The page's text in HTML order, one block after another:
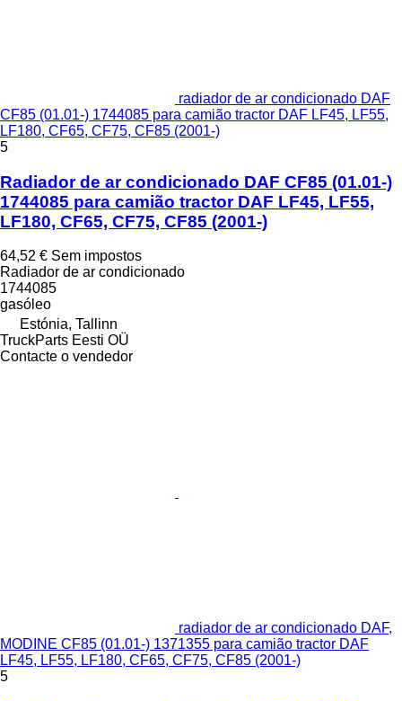
radiador de ar condicionado DAF
CF85 (01.01-) 1744085 para camião tractor DAF LF45, LF55,
LF180, CF65, CF75, CF85 (2001-)
5
Radiador de ar condicionado DAF CF85 (01.01-)
1744085 para camião tractor DAF LF45, LF55,
LF180, CF65, CF75, CF85 (2001-)
64,52 € Sem impostos
Radiador de ar condicionado
1744085
gasóleo
Estónia, Tallinn
TruckParts Eesti OÜ
Contacte o vendedor
radiador de ar condicionado DAF,
MODINE CF85 (01.01-) 1371355 para camião tractor DAF
LF45, LF55, LF180, CF65, CF75, CF85 (2001-)
5